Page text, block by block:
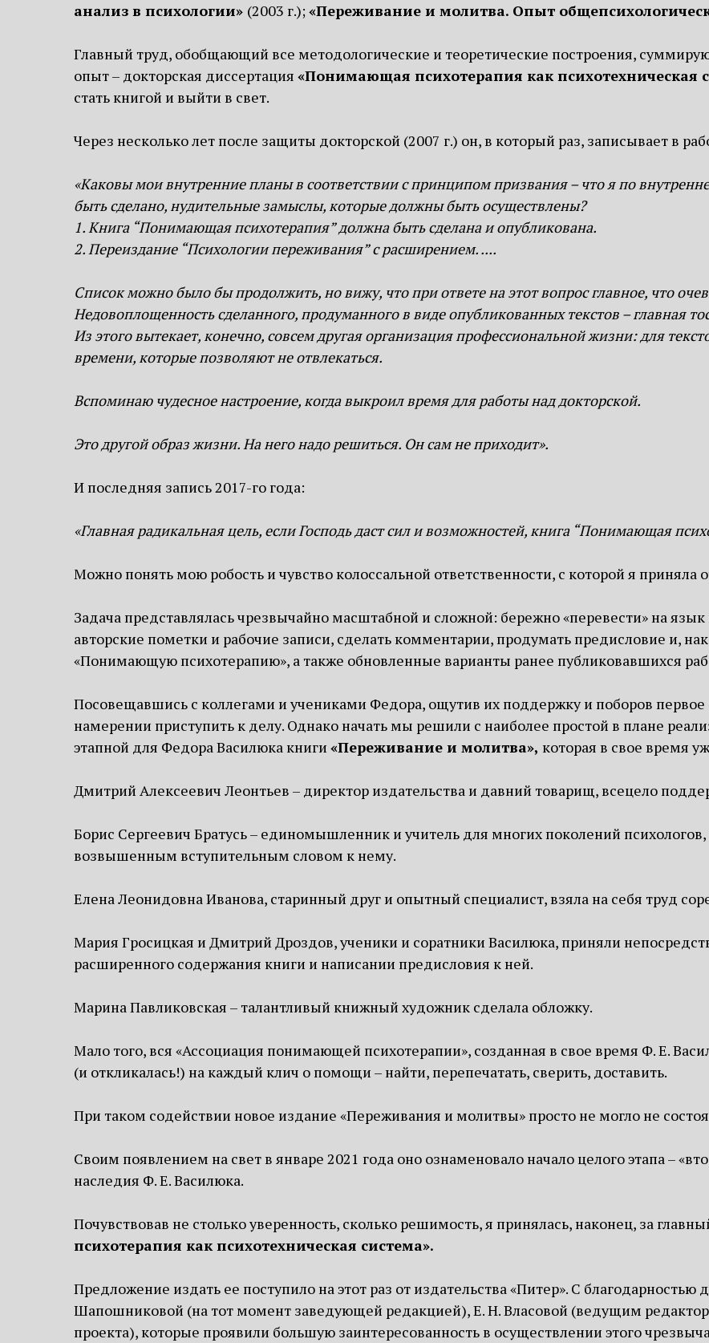
анализ в психологии» (2003 г.);«Переживание и молитва. Опыт
Главный труд, обобщающий все методологические и теоретические построения,
опыт – докторская диссертация «Понимающая психотерапия как психотехническая
стать книгой и выйти в свет.
Через несколько лет после защиты докторской (2007 г.) он, в который раз, записывает в
«Каковы мои внутренние планы в соответствии с принципом призвания – что я по
быть сделано, нудительные замыслы, которые должны быть осуществлены?
1. Книга “Понимающая психотерапия” должна быть сделана и опубликована.
2. Переиздание “Психологии переживания” с расширением. ....
Список можно было бы продолжить, но вижу, что при ответе на этот вопрос главное, что
Недовоплощенность сделанного, продуманного в виде опубликованных текстов – главная
Из этого вытекает, конечно, совсем другая организация профессиональной жизни: для
времени, которые позволяют не отвлекаться.
Вспоминаю чудесное настроение, когда выкроил время для работы над докторской.
Это другой образ жизни. На него надо решиться. Он сам не приходит».
И последняя запись 2017-го года:
«Главная радикальная цель, если Господь даст сил и возможностей, книга “Понимающая
Можно понять мою робость и чувство колоссальной ответственности, с которой я приняла
Задача представлялась чрезвычайно масштабной и сложной: бережно «перевести» на
авторские пометки и рабочие записи, сделать комментарии, продумать предисловие и,
«Понимающую психотерапию», а также обновленные варианты ранее публиковавшихся
Посовещавшись с коллегами и учениками Федора, ощутив их поддержку и поборов первое
намерении приступить к делу. Однако начать мы решили с наиболее простой в плане
этапной для Федора Василюка книги «Переживание и молитва», которая в свое время
Дмитрий Алексеевич Леонтьев – директор издательства и давний товарищ, всецело
Борис Сергеевич Братусь – единомышленник и учитель для многих поколений
возвышенным вступительным словом к нему.
Елена Леонидовна Иванова, старинный друг и опытный специалист, взяла на себя труд
Мария Гросицкая и Дмитрий Дроздов, ученики и соратники Василюка, приняли
расширенного содержания книги и написании предисловия к ней.
Марина Павликовская – талантливый книжный художник сделала обложку.
Мало того, вся «Ассоциация понимающей психотерапии», созданная в свое время Ф. Е.
(и откликалась!) на каждый клич о помощи – найти, перепечатать, сверить, доставить.
При таком содействии новое издание «Переживания и молитвы» просто не могло не
Своим появлением на свет в январе 2021 года оно ознаменовало начало целого этапа –
наследия Ф. Е. Василюка.
Почувствовав не столько уверенность, сколько решимость, я принялась, наконец, за
психотерапия как психотехническая система».
Предложение издать ее поступило на этот раз от издательства «Питер». С благодарностью
Шапошниковой (на тот момент заведующей редакцией), Е. Н. Власовой (ведущим
проекта), которые проявили большую заинтересованность в осуществлении этого